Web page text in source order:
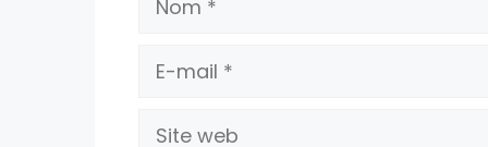
E-
Site